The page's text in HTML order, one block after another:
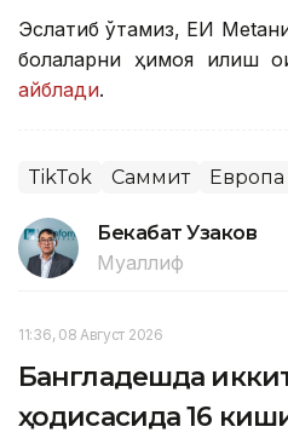
Эслатиб ўтамиз, ЕИ
болаларни ҳимоя қилиш
айблади.
TikTok Саммит Европа
Бекабат Узаков
Муаллиф
11:36, 08 Август 2026
Бангладешда
ҳодисасида 16